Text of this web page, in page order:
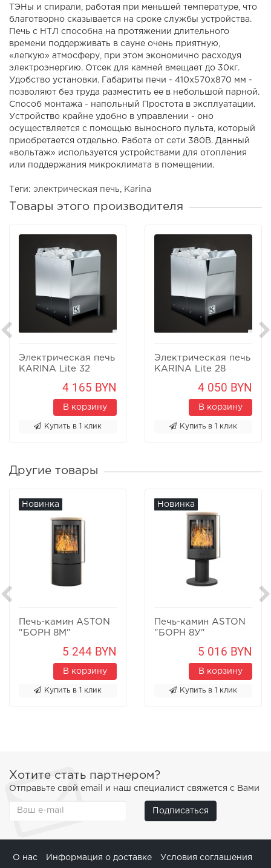
ТЭНы и спирали, работая при меньшей температуре, что
благотворно сказывается на сроке службы устройства.
Печь с НТЛ способна на протяжении длительного
времени поддерживать в сауне очень приятную,
«легкую» атмосферу, при этом экономично расходуя
электроэнергию. Отсек для камней вмещает до 30кг.
Удобство установки. Габариты печи - 410x570x870 мм -
позволяют без труда разместить ее в небольшой парной.
Способ монтажа - напольный Простота в эксплуатации.
Устройство крайне удобно в управлении - оно
осуществляется с помощью выносного пульта, который
приобретается отдельно. Работа от сети 380В. Данный
«вольтаж» используется устройствами для отопления
или поддержания микроклимата в помещении.
Теги: электрическая печь Karina
Товары этого производителя
Электрическая печь
KARINA Lite 32
4 165 BYN
В корзину
Купить в 1 клик
Электрическая печь
KARINA Lite 28
4 050 BYN
В корзину
Купить в 1 клик
Другие товары
Новинка
Печь-камин ASTON
"БОРН 8М"
5 244 BYN
В корзину
Купить в 1 клик
Новинка
Печь-камин ASTON
"БОРН 8У"
5 016 BYN
В корзину
Купить в 1 клик
Хотите стать партнером?
Отправьте свой email и наш специалист свяжется с Вами
Подписаться
О нас Информация о доставке Условия соглашения